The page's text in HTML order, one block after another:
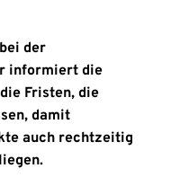
der
informiert die
Fristen, die
damit
auch rechtzeitig